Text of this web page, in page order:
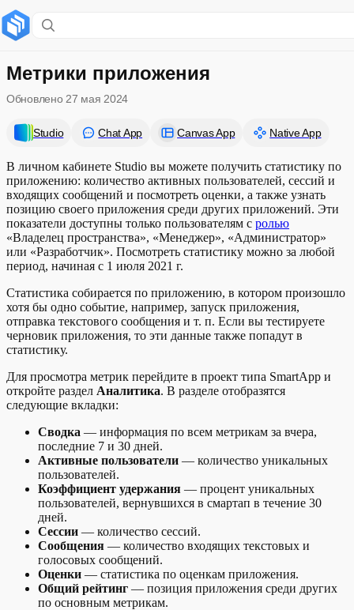
Фильтры
Сводка
Активные пользователи
Коэффициент удержания
Сессии
Сообщения
Оценки
Общий рейтинг
Развернуть
Метрики приложения
Обновлено 27 мая 2024
Studio Chat App Canvas App Native App
В личном кабинете Studio вы можете получить статистику по
приложению: количество активных пользователей, сессий и
входящих сообщений и посмотреть оценки, а также узнать
позицию своего приложения среди других приложений. Эти
показатели доступны только пользователям с ролью
«Владелец пространства», «Менеджер», «Администратор»
или «Разработчик». Посмотреть статистику можно за любой
период, начиная с 1 июля 2021 г.
Статистика собирается по приложению, в котором произошло
хотя бы одно событие, например, запуск приложения,
отправка текстового сообщения и т. п. Если вы тестируете
черновик приложения, то эти данные также попадут в
статистику.
Для просмотра метрик перейдите в проект типа SmartApp и
откройте раздел Аналитика. В разделе отобразятся
следующие вкладки:
Сводка — информация по всем метрикам за вчера,
последние 7 и 30 дней.
Активные пользователи — количество уникальных
пользователей.
Коэффициент удержания — процент уникальных
пользователей, вернувшихся в смартап в течение 30
дней.
Сессии — количество сессий.
Сообщения — количество входящих текстовых и
голосовых сообщений.
Оценки — статистика по оценкам приложения.
Общий рейтинг — позиция приложения среди других
по основным метрикам.